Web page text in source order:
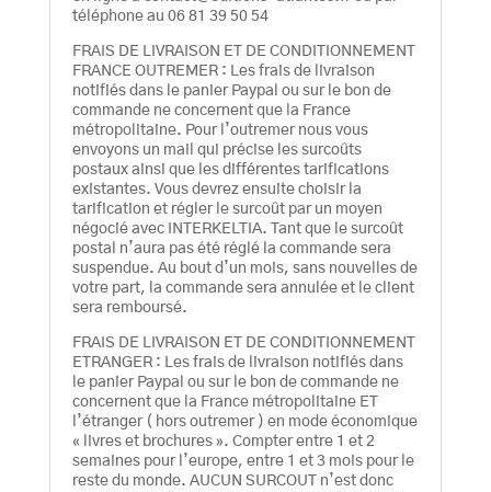
téléphone au 06 81 39 50 54
FRAIS DE LIVRAISON ET DE CONDITIONNEMENT
FRANCE OUTREMER : Les frais de livraison
notifiés dans le panier Paypal ou sur le bon de
commande ne concernent que la France
métropolitaine. Pour l’outremer nous vous
envoyons un mail qui précise les surcoûts
postaux ainsi que les différentes tarifications
existantes. Vous devrez ensuite choisir la
tarification et régler le surcoût par un moyen
négocié avec INTERKELTIA. Tant que le surcoût
postal n’aura pas été réglé la commande sera
suspendue. Au bout d’un mois, sans nouvelles de
votre part, la commande sera annulée et le client
sera remboursé.
FRAIS DE LIVRAISON ET DE CONDITIONNEMENT
ETRANGER : Les frais de livraison notifiés dans
le panier Paypal ou sur le bon de commande ne
concernent que la France métropolitaine ET
l’étranger ( hors outremer ) en mode économique
« livres et brochures ». Compter entre 1 et 2
semaines pour l’europe, entre 1 et 3 mois pour le
reste du monde. AUCUN SURCOUT n’est donc